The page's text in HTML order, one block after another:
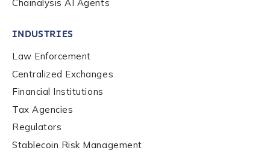
*
Last name
Company / Organization Name
Work Email Address
Chainalysis AI Agents
INDUSTRIES
Law Enforcement
Centralized Exchanges
Financial Institutions
Tax Agencies
Regulators
Stablecoin Risk Management